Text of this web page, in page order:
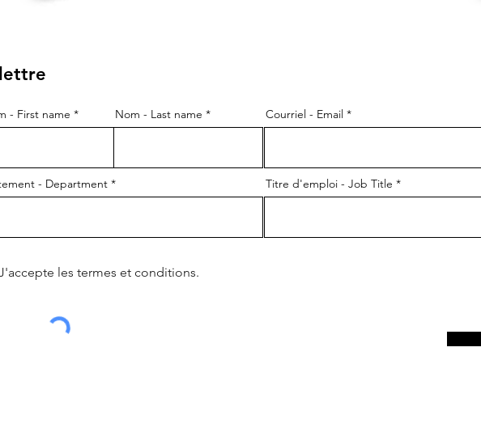
- First name Nom - Last name Courriel - Email
- Department Titre d'emploi - Job Title
les termes et conditions.